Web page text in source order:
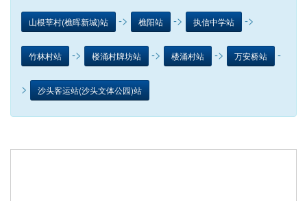
山根莘村(樵晖新城)站 -> 樵阳站 -> 执信中学站 ->
竹林村站 -> 楼涌村牌坊站 -> 楼涌村站 -> 万安桥站 -
> 沙头客运站(沙头文体公园)站